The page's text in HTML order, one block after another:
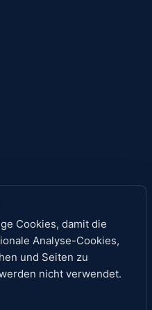
Cookies, damit die
Analyse-Cookies,
und Seiten zu
nicht verwendet.